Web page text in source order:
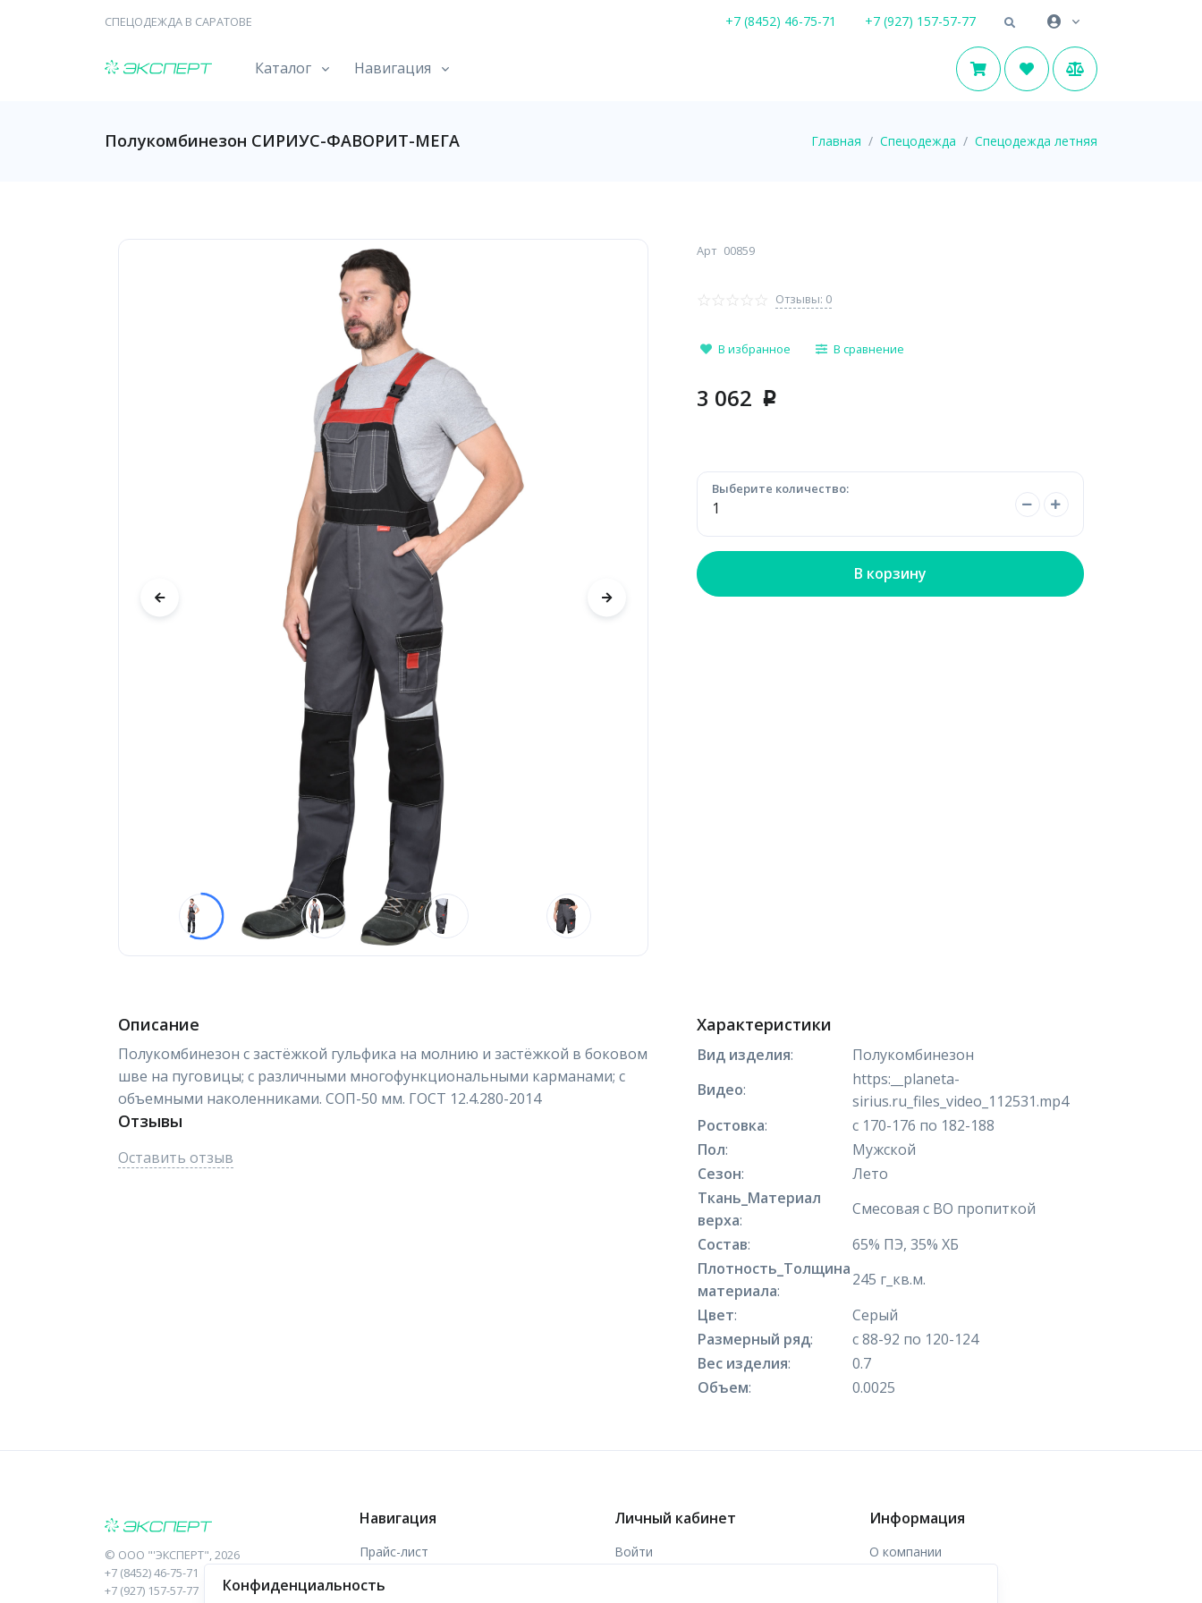
СПЕЦОДЕЖДА В САРАТОВЕ +7 (8452) 46-75-71 +7 (927) 157-57-77
Каталог Навигация
Полукомбинезон СИРИУС-ФАВОРИТ-МЕГА Главная Спецодежда Спецодежда летняя
Арт 00859
Отзывы: 0
В избранное В сравнение
3 062 p
Выберите количество:
В корзину
Описание
Полукомбинезон с застёжкой гульфика на молнию и застёжкой в боковом
шве на пуговицы; с различными многофункциональными карманами; с
объемными наколенниками. СОП-50 мм. ГОСТ 12.4.280-2014
Отзывы
Оставить отзыв
Характеристики
Вид изделия:
Полукомбинезон
Видео:
https:__planeta-
sirius.ru_files_video_112531.mp4
Ростовка:
с 170-176 по 182-188
Пол:
Мужской
Сезон:
Лето
Ткань_Материал
верха:
Смесовая с ВО пропиткой
Состав:
65% ПЭ, 35% ХБ
Плотность_Толщина
материала:
245 г_кв.м.
Цвет:
Серый
Размерный ряд:
с 88-92 по 120-124
Вес изделия:
0.7
Объем: 0.0025
© ООО "'ЭКСПЕРТ", 2026
+7 (8452) 46-75-71
+7 (927) 157-57-77
Навигация
Прайс-лист
Отзывы
Личный кабинет
Войти
Информация
О компании
Конфиденциальность